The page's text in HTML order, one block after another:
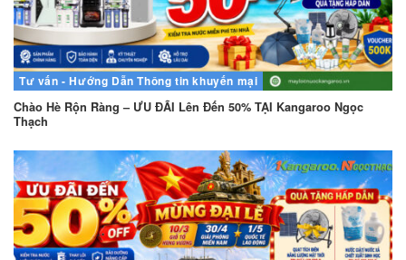
Tư vấn - Hướng Dẫn Thông tin khuyến mại
Chào Hè Rộn Ràng – ƯU ĐÃI Lên Đến 50% TẠI Kangaroo Ngọc
Thạch